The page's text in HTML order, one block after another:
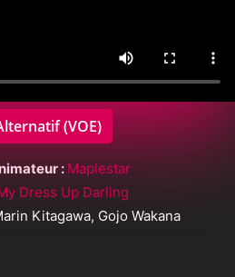
(VOE)
: Maplestar
Dress Up Darling
Kitagawa, Gojo Wakana